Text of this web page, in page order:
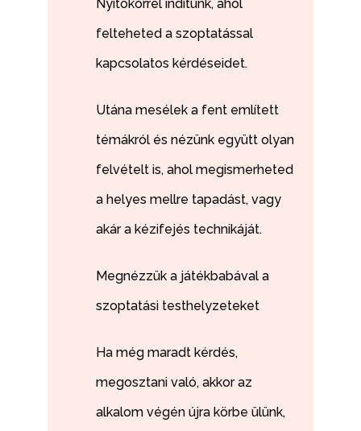
Nyitókörrel indítunk, ahol
felteheted a szoptatással
kapcsolatos kérdéseidet.
Utána mesélek a fent említett
témákról és nézünk együtt olyan
felvételt is, ahol megismerheted
a helyes mellre tapadást, vagy
akár a kézifejés technikáját.
Megnézzük a játékbabával a
szoptatási testhelyzeteket
Ha még maradt kérdés,
megosztani való, akkor az
alkalom végén újra körbe ülünk,